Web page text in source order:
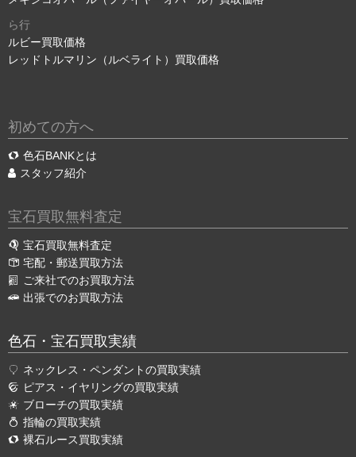
ら行
ルビー買取価格
レッドトルマリン（ルベライト）買取価格
初めての方へ
色石BANKとは
スタッフ紹介
宝石買取無料査定
宝石買取無料査定
宅配・郵送買取方法
ご来社でのお買取方法
出張でのお買取方法
色石・宝石買取実績
ネックレス・ペンダントの買取実績
ピアス・イヤリングの買取実績
ブローチの買取実績
指輪の買取実績
裸石ルース買取実績